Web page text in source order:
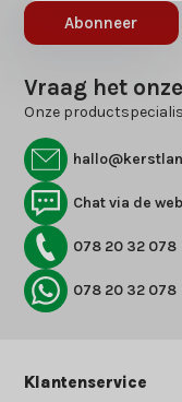
Abonneer
Vraag het
Onze
Chat via de
078 20 32 078
078 20 32 078
Klantenservice